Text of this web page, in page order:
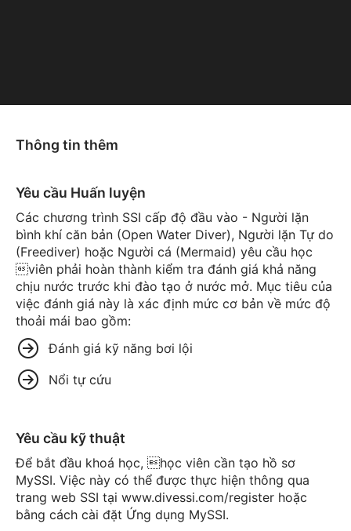
Thông tin thêm
Yêu cầu Huấn luyện
Các chương trình SSI cấp độ đầu vào - Người lặn
bình khí căn bản (Open Water Diver), Người lặn Tự do
(Freediver) hoặc Người cá (Mermaid) yêu cầu học
viên phải hoàn thành kiểm tra đánh giá khả năng
chịu nước trước khi đào tạo ở nước mở. Mục tiêu của
việc đánh giá này là xác định mức cơ bản về mức độ
thoải mái bao gồm:
Đánh giá kỹ năng bơi lội
Nổi tự cứu
Yêu cầu kỹ thuật
Để bắt đầu khoá học, học viên cần tạo hồ sơ
MySSI. Việc này có thể được thực hiện thông qua
trang web SSI tại www.divessi.com/register hoặc
bằng cách cài đặt Ứng dụng MySSI.